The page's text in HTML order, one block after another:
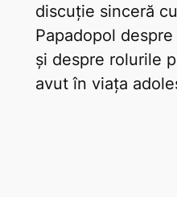
discuție sinceră
Papadopol
și despre rolurile
avut în viața